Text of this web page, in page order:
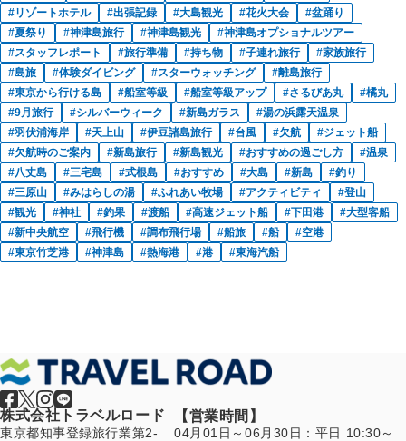
リゾートホテル
出張記録 大島観光 花火大会
盆踊り
夏祭り
神津島旅行 神津島観光
神津島オプショナルツアー
スタッフレポート
旅行準備 持ち物 子連れ旅行
家族旅行
島旅
体験ダイビング スターウォッチング
離島旅行
東京から行ける島
船室等級 船室等級アップ さるびあ丸
橘丸
9月旅行
シルバーウィーク 新島ガラス
湯の浜露天温泉
羽伏浦海岸
天上山 伊豆諸島旅行 台風 欠航
ジェット船
欠航時のご案内
新島旅行 新島観光 おすすめの過ごし方
温泉
八丈島
三宅島 式根島 おすすめ 大島 新島
釣り
三原山
みはらしの湯 ふれあい牧場 アクティビティ
登山
観光
神社 釣果 渡船 高速ジェット船 下田港
大型客船
新中央航空
飛行機 調布飛行場 船旅 船
空港
東京竹芝港
神津島 熱海港 港 東海汽船
株式会社トラベルロード
東京都知事登録旅行業第2-
【営業時間】
04月01日～06月30日：平日 10:30～